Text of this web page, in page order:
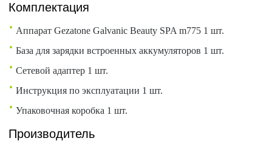
Комплектация
Аппарат Gezatone Galvanic Beauty SPA m775 1 шт.
База для зарядки встроенных аккумуляторов 1 шт.
Сетевой адаптер 1 шт.
Инструкция по эксплуатации 1 шт.
Упаковочная коробка 1 шт.
Производитель